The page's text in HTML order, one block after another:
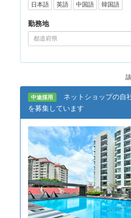
日本語 英語 中国語 韓国語
勤務地
都道府県
中途採用
ネットショップの自
を募集しています